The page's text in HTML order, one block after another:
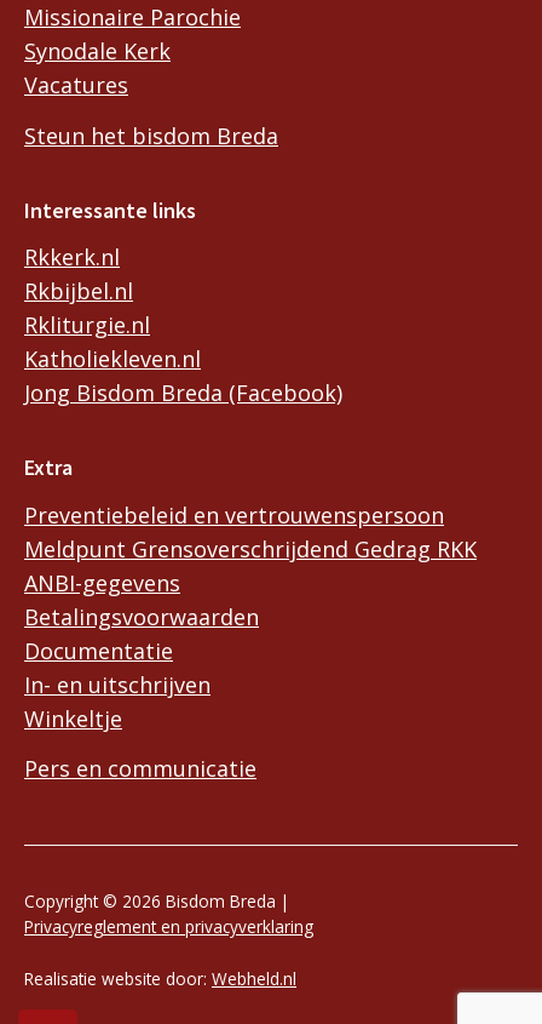
Missionaire Parochie
Synodale Kerk
Vacatures
Steun het bisdom Breda
Interessante links
Rkkerk.nl
Rkbijbel.nl
Rkliturgie.nl
Katholiekleven.nl
Jong Bisdom Breda (Facebook)
Extra
Preventiebeleid en vertrouwenspersoon
Meldpunt Grensoverschrijdend Gedrag RKK
ANBI-gegevens
Betalingsvoorwaarden
Documentatie
In- en uitschrijven
Winkeltje
Pers en communicatie
Copyright © 2026 Bisdom Breda |
Privacyreglement en privacyverklaring
Realisatie website door: Webheld.nl